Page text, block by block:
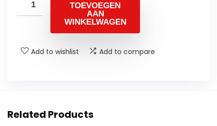
TOEVOEGEN
AAN
WINKELWAGEN
Add to wishlist Add to compare
Related Products